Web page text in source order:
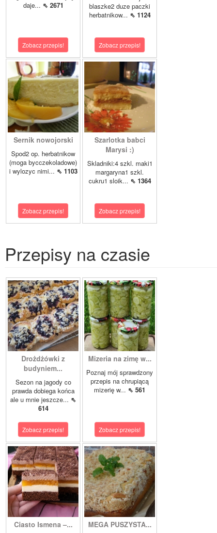
daje... ⇖ 2671
Zobacz przepis!
blaszke2 duze paczki
herbatnikow... ⇖ 1124
Zobacz przepis!
Sernik nowojorski
Spod2 op. herbatnikow
(moga bycczekoladowe)
i wylozyc nimi... ⇖ 1103
Zobacz przepis!
Szarlotka babci
Marysi :)
Skladniki:4 szkl. maki1
margaryna1 szkl.
cukru1 sloik... ⇖ 1364
Zobacz przepis!
Przepisy na czasie
Drożdżówki z
budyniem...
Sezon na jagody co
prawda dobiega końca
ale u mnie jeszcze... ⇖
614
Zobacz przepis!
Mizeria na zimę w...
Poznaj mój sprawdzony
przepis na chrupiącą
mizerię w... ⇖ 561
Zobacz przepis!
Ciasto Ismena –... MEGA PUSZYSTA...